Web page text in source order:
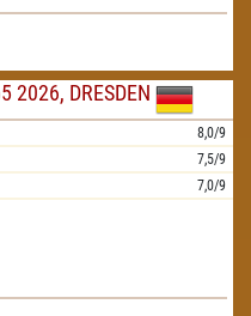
2026, DRESDEN
8,0/9
7,5/9
7,0/9